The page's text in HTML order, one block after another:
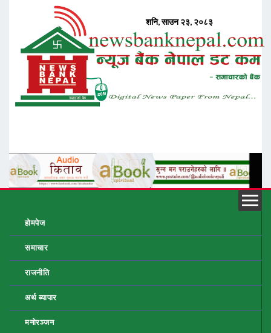
होमपेज
समाचार
राजनीति
अर्थ ब्यापार
मनोरञ्जन